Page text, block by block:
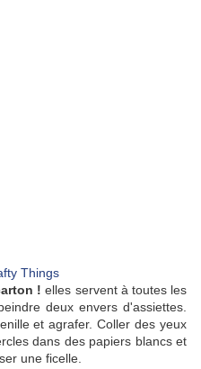
Things
! elles servent à toutes les
deux envers d'assiettes.
et agrafer. Coller des yeux
dans des papiers blancs et
une ficelle.